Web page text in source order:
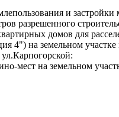
и
разрешенного
домов для
4") на земельном
мест на земельном